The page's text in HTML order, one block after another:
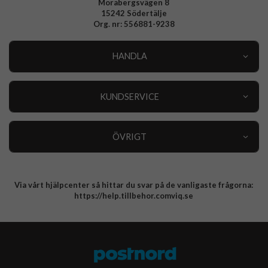
Morabergsvägen 8
15242 Södertälje
Org. nr: 556881-9238
HANDLA
KUNDSERVICE
ÖVRIGT
Integritetspolicy
Via vårt hjälpcenter så hittar du svar på de vanligaste frågorna:
https://help.tillbehor.comviq.se